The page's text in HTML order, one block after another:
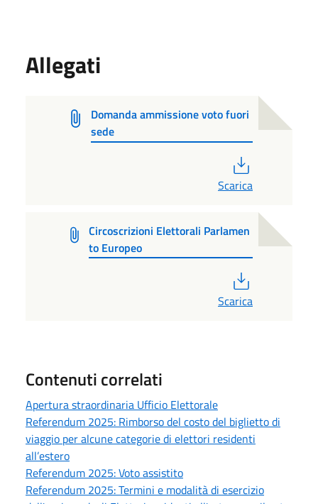
Allegati
Domanda ammissione voto fuori
sede
Scarica
Circoscrizioni Elettorali Parlamen
to Europeo
Scarica
Contenuti correlati
Apertura straordinaria Ufficio Elettorale
Referendum 2025: Rimborso del costo del biglietto di
viaggio per alcune categorie di elettori residenti
all’estero
Referendum 2025: Voto assistito
Referendum 2025: Termini e modalità di esercizio